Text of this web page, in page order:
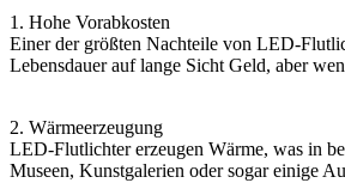
1. Hohe Vorabkosten
Einer der größten Nachteile von LED-
Lebensdauer auf lange Sicht Geld, aber
2. Wärmeerzeugung
LED-Flutlichter erzeugen Wärme, was in
Museen, Kunstgalerien oder sogar einige